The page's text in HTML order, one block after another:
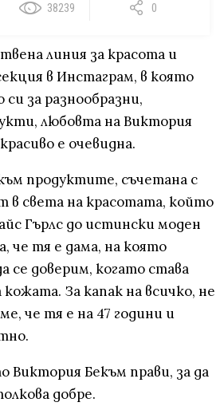
38239 0
линия за красота и
в Инстаграм, в която
за разнообразни,
любовта на Виктория
е очевидна.
продуктите, съчетана с
в света на красотата, който
Гърлс до истински моден
че тя е дама, на която
се доверим, когато става
кожата. За капак на всичко, не
че тя е на 47 години и
Виктория Бекъм прави, за да
добре.